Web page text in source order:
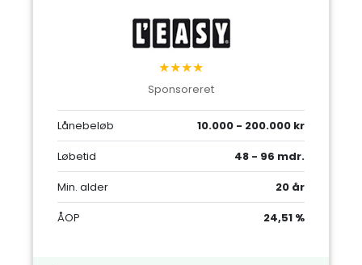
★★★★
Sponsoreret
Lånebeløb
10.000 - 200.000 kr
Løbetid
48 - 96 mdr.
Min. alder
20 år
ÅOP
24,51 %